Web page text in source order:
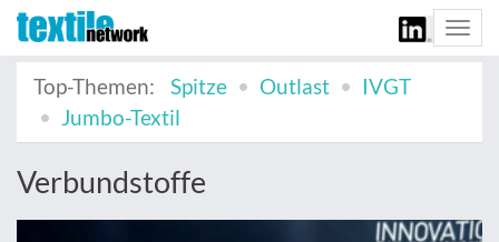
Top-Themen:
Spitze Outlast
IVGT
Jumbo-Textil
Verbundstoffe